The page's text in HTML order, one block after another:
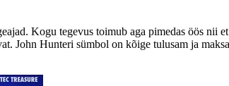
Kogu tegevus toimub aga pimedas öös nii
Hunteri sümbol on kõige tulusam ja